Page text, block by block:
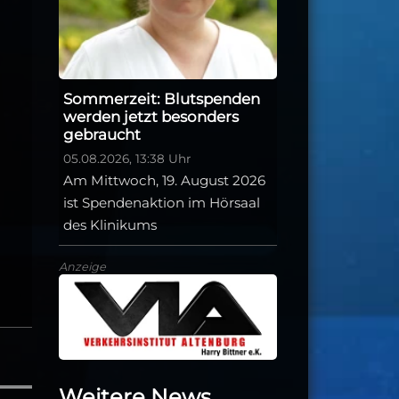
Sommerzeit: Blutspenden
werden jetzt besonders
gebraucht
05.08.2026, 13:38 Uhr
Am Mittwoch, 19. August 2026
ist Spendenaktion im Hörsaal
des Klinikums
Anzeige